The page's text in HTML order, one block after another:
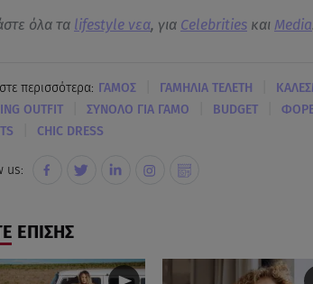
όλα τα lifestyle νεα, για Celebritiesκαι Media
περισσότερα: ΓΑΜΟΣ ΓΑΜΗΛΙΑ ΤΕΛΕΤΗ
OUTFIT ΣΥΝΟΛΟ ΓΙΑ ΓΑΜΟ BUDGET
CHIC DRESS
us:
ΕΠΙΣΗΣ